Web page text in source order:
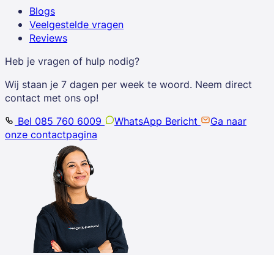
Blogs
Veelgestelde vragen
Reviews
Heb je vragen of hulp nodig?
Wij staan je 7 dagen per week te woord. Neem direct
contact met ons op!
Bel 085 760 6009
WhatsApp Bericht
Ga naar
onze contactpagina